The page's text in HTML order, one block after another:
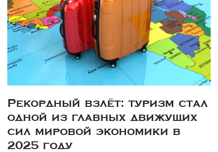
Рекордный взлёт: туризм стал
одной из главных движущих
сил мировой экономики в
2025 году